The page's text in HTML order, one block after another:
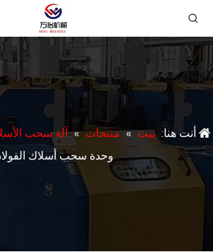
أنت هنا: بيت » منتجات » آلة سحب
وحدة سحب أسلاك